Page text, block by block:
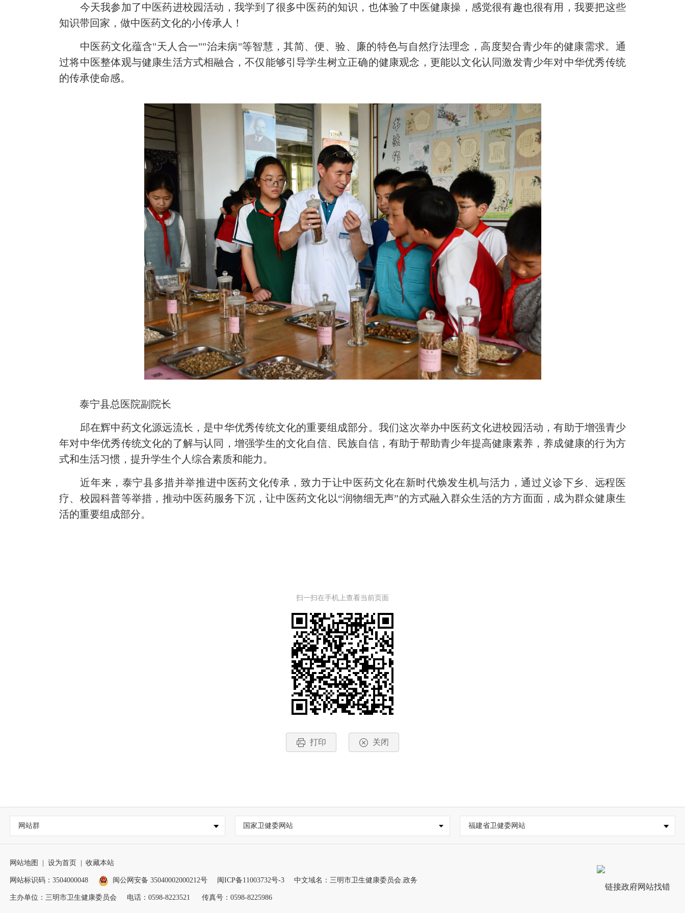
今天我参加了中医药进校园活动，我学到了很多中医药的知识，也体验了中医健康操，感觉很有趣也很有用，我要把这些
知识带回家，做中医药文化的小传承人！
中医药文化蕴含"天人合一""治未病"等智慧，其简、便、验、廉的特色与自然疗法理念，高度契合青少年的健康需求。通
过将中医整体观与健康生活方式相融合，不仅能够引导学生树立正确的健康观念，更能以文化认同激发青少年对中华优秀传统
的传承使命感。
泰宁县总医院副院长
邱在辉中药文化源远流长，是中华优秀传统文化的重要组成部分。我们这次举办中医药文化进校园活动，有助于增强青少
年对中华优秀传统文化的了解与认同，增强学生的文化自信、民族自信，有助于帮助青少年提高健康素养，养成健康的行为方
式和生活习惯，提升学生个人综合素质和能力。
近年来，泰宁县多措并举推进中医药文化传承，致力于让中医药文化在新时代焕发生机与活力，通过义诊下乡、远程医
疗、校园科普等举措，推动中医药服务下沉，让中医药文化以“润物细无声”的方式融入群众生活的方方面面，成为群众健康生
活的重要组成部分。
扫一扫在手机上查看当前页面
打印 关闭
网站群 国家卫健委网站 福建省卫健委网站
网站地图 | 设为首页 | 收藏本站
网站标识码：3504000048 闽公网安备 35040002000212号 闽ICP备11003732号-3 中文域名：三明市卫生健康委员会.政务
主办单位：三明市卫生健康委员会 电话：0598-8223521 传真号：0598-8225986